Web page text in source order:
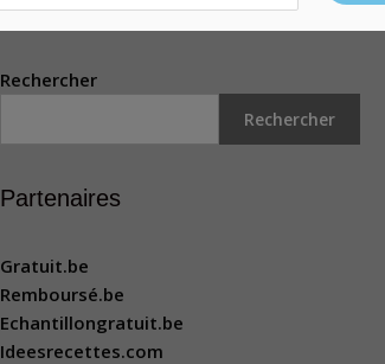
Rechercher
Rechercher
Partenaires
Gratuit.be
Remboursé.be
Echantillongratuit.be
Ideesrecettes.com